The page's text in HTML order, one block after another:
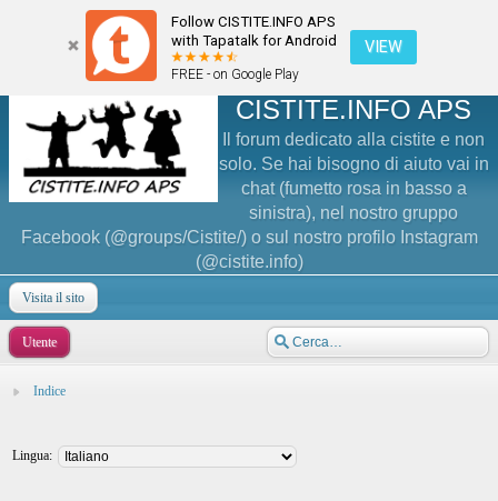
Follow CISTITE.INFO APS
with Tapatalk for Android
FREE - on Google Play
VIEW
CISTITE.INFO APS
Il forum dedicato alla cistite e non
solo. Se hai bisogno di aiuto vai in
chat (fumetto rosa in basso a
sinistra), nel nostro gruppo
Facebook (@groups/Cistite/) o sul nostro profilo Instagram
(@cistite.info)
Visita il sito
Utente
Indice
Lingua: